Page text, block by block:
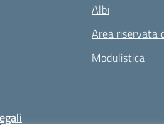
Albi
Area riservata
Modulistica